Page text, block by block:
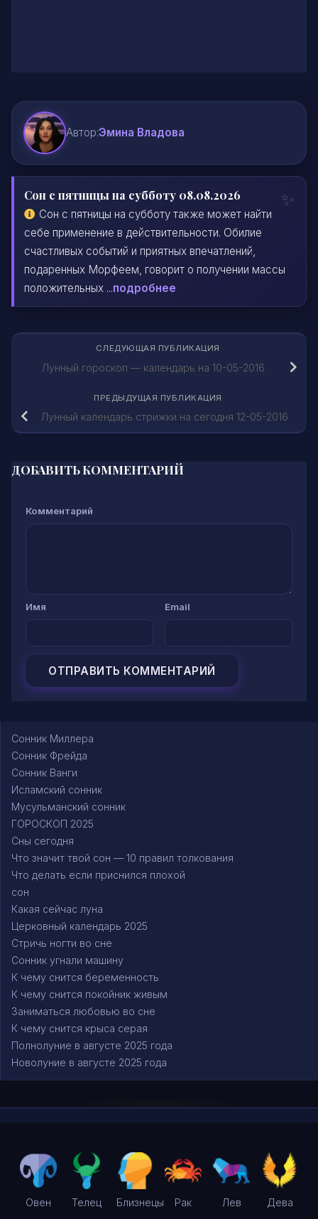
Автор:Эмина Владова
Сон с пятницы на субботу 08.08.2026
Сон с пятницы на субботу также может найти
себе применение в действительности. Обилие
счастливых событий и приятных впечатлений,
подаренных Морфеем, говорит о получении массы
положительных ...подробнее
СЛЕДУЮЩАЯ ПУБЛИКАЦИЯ
Лунный гороскоп — календарь на 10-05-2016
ПРЕДЫДУЩАЯ ПУБЛИКАЦИЯ
Лунный календарь стрижки на сегодня 12-05-2016
ДОБАВИТЬ КОММЕНТАРИЙ
Комментарий
Имя Email
Сонник Миллера
Сонник Фрейда
Сонник Ванги
Исламский сонник
Мусульманский сонник
ГОРОСКОП 2025
Сны сегодня
Что значит твой сон — 10 правил толкования
Что делать если приснился плохой
сон
Какая сейчас луна
Церковный календарь 2025
Стричь ногти во сне
Сонник угнали машину
К чему снится беременность
К чему снится покойник живым
Заниматься любовью во сне
К чему снится крыса серая
Полнолуние в августе 2025 года
Новолуние в августе 2025 года
Овен Телец Близнецы Рак Лев Дева